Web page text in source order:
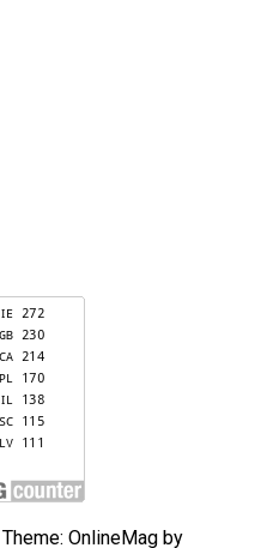
Theme: OnlineMag by